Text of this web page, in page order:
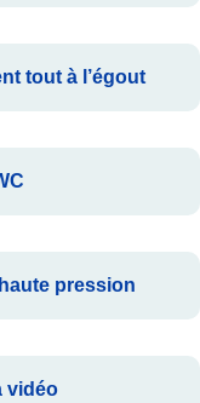
tout à l’égout
pression
vidéo